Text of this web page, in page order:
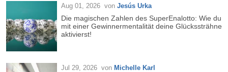
Aug 01, 2026 von Jesús Urka
Die magischen Zahlen des SuperEnalotto: Wie du
mit einer Gewinnermentalität deine Glückssträhne
aktivierst!
Jul 29, 2026 von Michelle Karl